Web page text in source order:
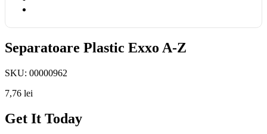
Separatoare Plastic Exxo A-Z
SKU: 00000962
7,76 lei
Get It Today